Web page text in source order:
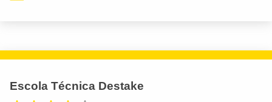
Escola Técnica Destake